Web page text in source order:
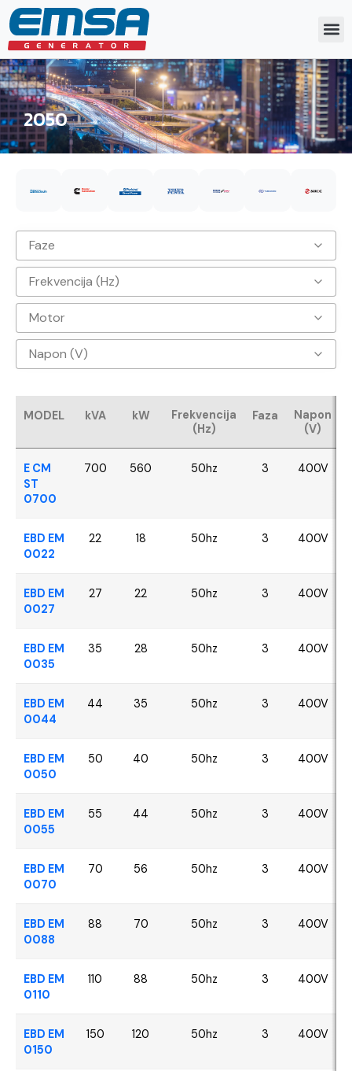
2050
Faze
3
Frekvencija (Hz)
50hz
Motor
Baudouin
CUMMINS
Perkins
VOLVO
YANGDONG
Napon (V)
400V
MODEL kVA kW
Frekvencija
(Hz)
Faza
Napon
(V)
E CM
ST
0700
700 560 50hz 3 400V
EBD EM
0022
22 18 50hz 3 400V
EBD EM
0027
27 22 50hz 3 400V
EBD EM
0035
35 28 50hz 3 400V
EBD EM
0044
44 35 50hz 3 400V
EBD EM
0050
50 40 50hz 3 400V
EBD EM
0055
55 44 50hz 3 400V
EBD EM
0070
70 56 50hz 3 400V
EBD EM
0088
88 70 50hz 3 400V
EBD EM
0110
110 88 50hz 3 400V
EBD EM
0150
150 120 50hz 3 400V